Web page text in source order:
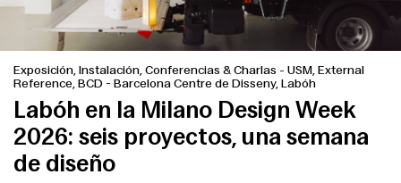
Exposición, Instalación, Conferencias & Charlas - USM, External
Reference, BCD - Barcelona Centre de Disseny, Labóh
Labóh en la Milano Design Week
2026: seis proyectos, una semana
de diseño